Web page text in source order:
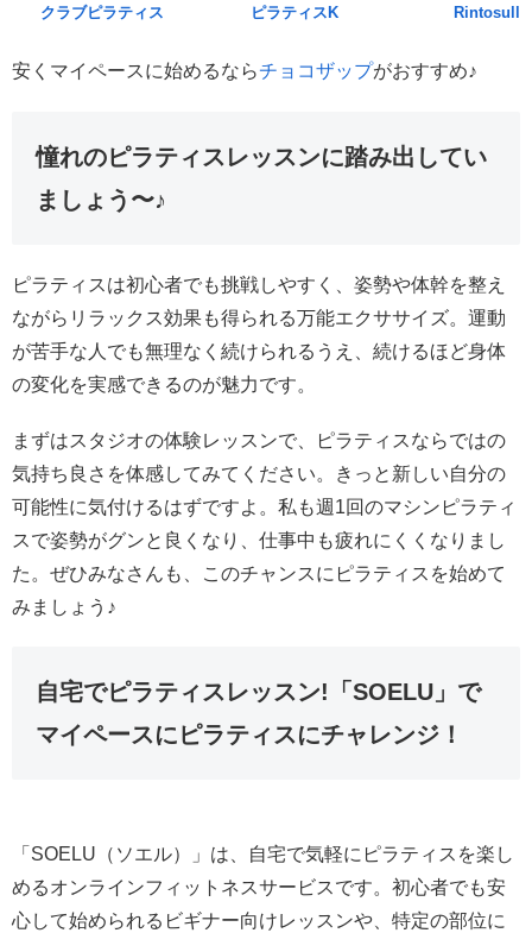
クラブピラティス ピラティスK Rintosull
安くマイペースに始めるならチョコザップがおすすめ♪
憧れのピラティスレッスンに踏み出してい
ましょう〜♪
ピラティスは初心者でも挑戦しやすく、姿勢や体幹を整え
ながらリラックス効果も得られる万能エクササイズ。運動
が苦手な人でも無理なく続けられるうえ、続けるほど身体
の変化を実感できるのが魅力です。
まずはスタジオの体験レッスンで、ピラティスならではの
気持ち良さを体感してみてください。きっと新しい自分の
可能性に気付けるはずですよ。私も週1回のマシンピラティ
スで姿勢がグンと良くなり、仕事中も疲れにくくなりまし
た。ぜひみなさんも、このチャンスにピラティスを始めて
みましょう♪
自宅でピラティスレッスン!「SOELU」で
マイペースにピラティスにチャレンジ！
「SOELU（ソエル）」は、自宅で気軽にピラティスを楽し
めるオンラインフィットネスサービスです。初心者でも安
心して始められるビギナー向けレッスンや、特定の部位に